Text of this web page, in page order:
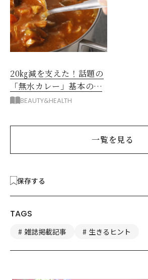
20㎏減を支えた！話題の
「無水カレー」基本の作
り方とおすすめルウ6選
BEAUTY&HEALTH
一覧を見る
保存する
TAGS
雑誌掲載記事 生きるヒント